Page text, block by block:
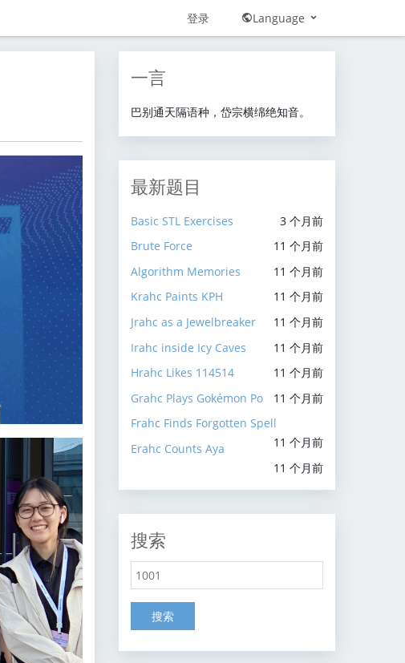
登录 Language
一言
巴别通天隔语种，岱宗横绵绝知音。
最新题目
Basic STL Exercises
3 个月前
Brute Force
11 个月前
Algorithm Memories
11 个月前
Krahc Paints KPH
11 个月前
Jrahc as a Jewelbreaker
11 个月前
Irahc inside Icy Caves
11 个月前
Hrahc Likes 114514
11 个月前
Grahc Plays Gokémon Po
11 个月前
Frahc Finds Forgotten Spell
11 个月前
Erahc Counts Aya
11 个月前
搜索
搜索